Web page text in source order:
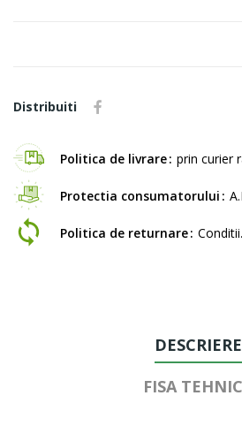
Distribuiti
Politica de livrare prin curier
Protectia consumatorului
Politica de returnare
DESCRIERE
FISA